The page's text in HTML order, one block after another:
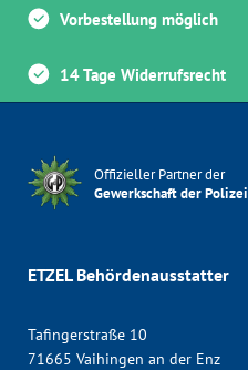
Vorbestellung möglich
14 Tage Widerrufsrecht
Offizieller Partner der
Gewerkschaft der Polizei
ETZEL Behördenausstatter
Tafingerstraße 10
71665 Vaihingen an der Enz